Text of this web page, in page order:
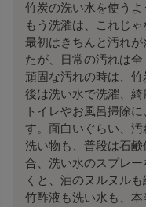
竹炭の洗い水を使うよ
もう洗濯は、これじゃ
最初はきちんと汚れ
たが、日常の汚れは全
頑固な汚れの時は、
後は洗い水で洗濯、綺
トイレやお風呂掃除
す。面白いぐらい、汚
洗い物も、普段は石
合、洗い水のスプレ
くと、油のヌルヌルも
竹酢液も洗い水も、本